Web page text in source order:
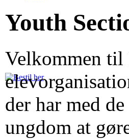
Youth
Velkommen til
der har med
ungdom at